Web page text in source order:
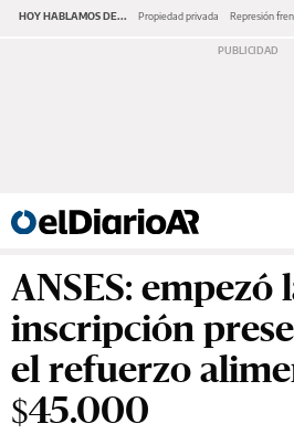
HOY HABLAMOS DE... Propiedad privada Represión
ANSES: empezó
inscripción
el refuerzo
$45.000